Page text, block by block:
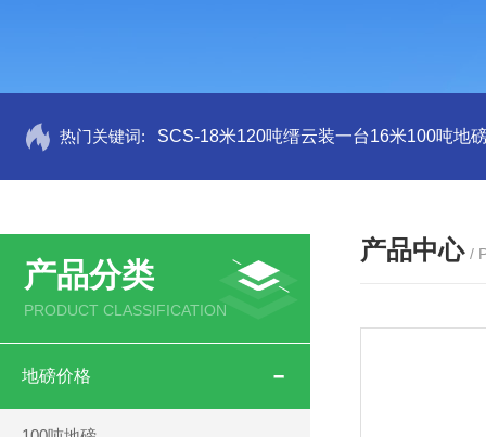
热门关键词: SCS-18米120吨缙云装一台16米100吨地
产品分类
PRODUCT CLASSIFICATION
地磅价格
产品中心 /